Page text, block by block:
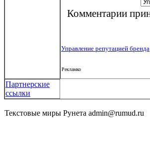
Комментарии
Управление репутацией бренда
Рекламко
Партнерские
ссылки
Текстовые миры Рунета admin@rumud.ru